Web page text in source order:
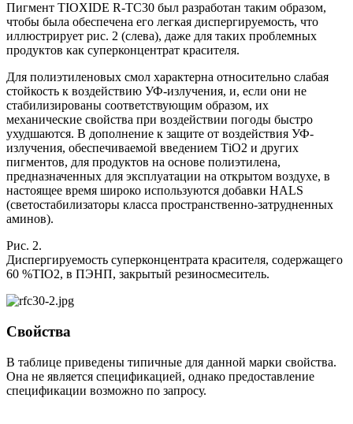
Пигмент TIOXIDE R-TC30 был разработан таким образом,
чтобы была обеспечена его легкая диспергируемость, что
иллюстрирует рис. 2 (слева), даже для таких проблемных
продуктов как суперконцентрат красителя.
Для полиэтиленовых смол характерна относительно слабая
стойкость к воздействию УФ-излучения, и, если они не
стабилизированы соответствующим образом, их
механические свойства при воздействии погоды быстро
ухудшаются. В дополнение к защите от воздействия УФ-
излучения, обеспечиваемой введением ТiO2 и других
пигментов, для продуктов на основе полиэтилена,
предназначенных для эксплуатации на открытом воздухе, в
настоящее время широко используются добавки HALS
(светостабилизаторы класса пространственно-затрудненных
аминов).
Рис. 2.
Диспергируемость суперконцентрата красителя, содержащего
60 %ТIO2, в ПЭНП, закрытый резиносмеситель.
Свойства
В таблице приведены типичные для данной марки свойства.
Она не является спецификацией, однако предоставление
спецификации возможно по запросу.